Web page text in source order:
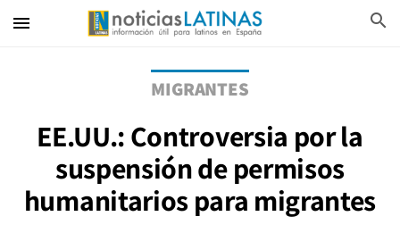
menu search
MIGRANTES
EE.UU.: Controversia por la
suspensión de permisos
humanitarios para migrantes